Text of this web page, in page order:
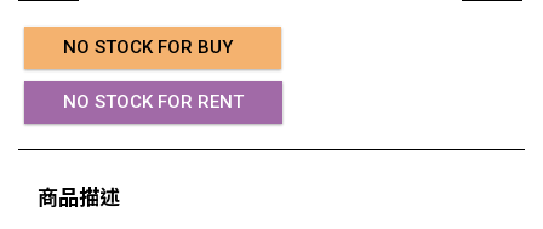
NO STOCK FOR BUY
NO STOCK FOR RENT
商品描述